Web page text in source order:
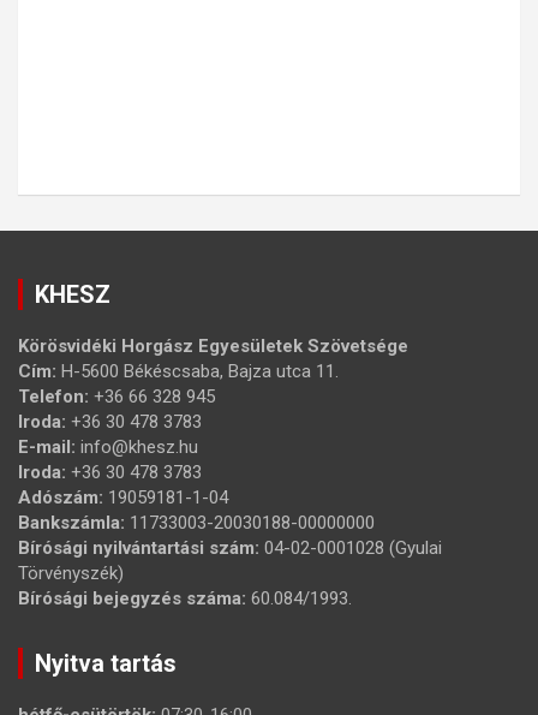
KHESZ
Körösvidéki Horgász Egyesületek Szövetsége
Cím: H-5600 Békéscsaba, Bajza utca 11.
Telefon: +36 66 328 945
Iroda: +36 30 478 3783
E-mail: info@khesz.hu
Iroda: +36 30 478 3783
Adószám: 19059181-1-04
Bankszámla: 11733003-20030188-00000000
Bírósági nyilvántartási szám: 04-02-0001028 (Gyulai
Törvényszék)
Bírósági bejegyzés száma: 60.084/1993.
Nyitva tartás